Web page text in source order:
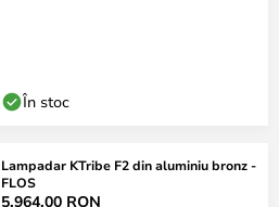
În stoc
Lampadar KTribe F2 din aluminiu bronz -
FLOS
5.964,00 RON